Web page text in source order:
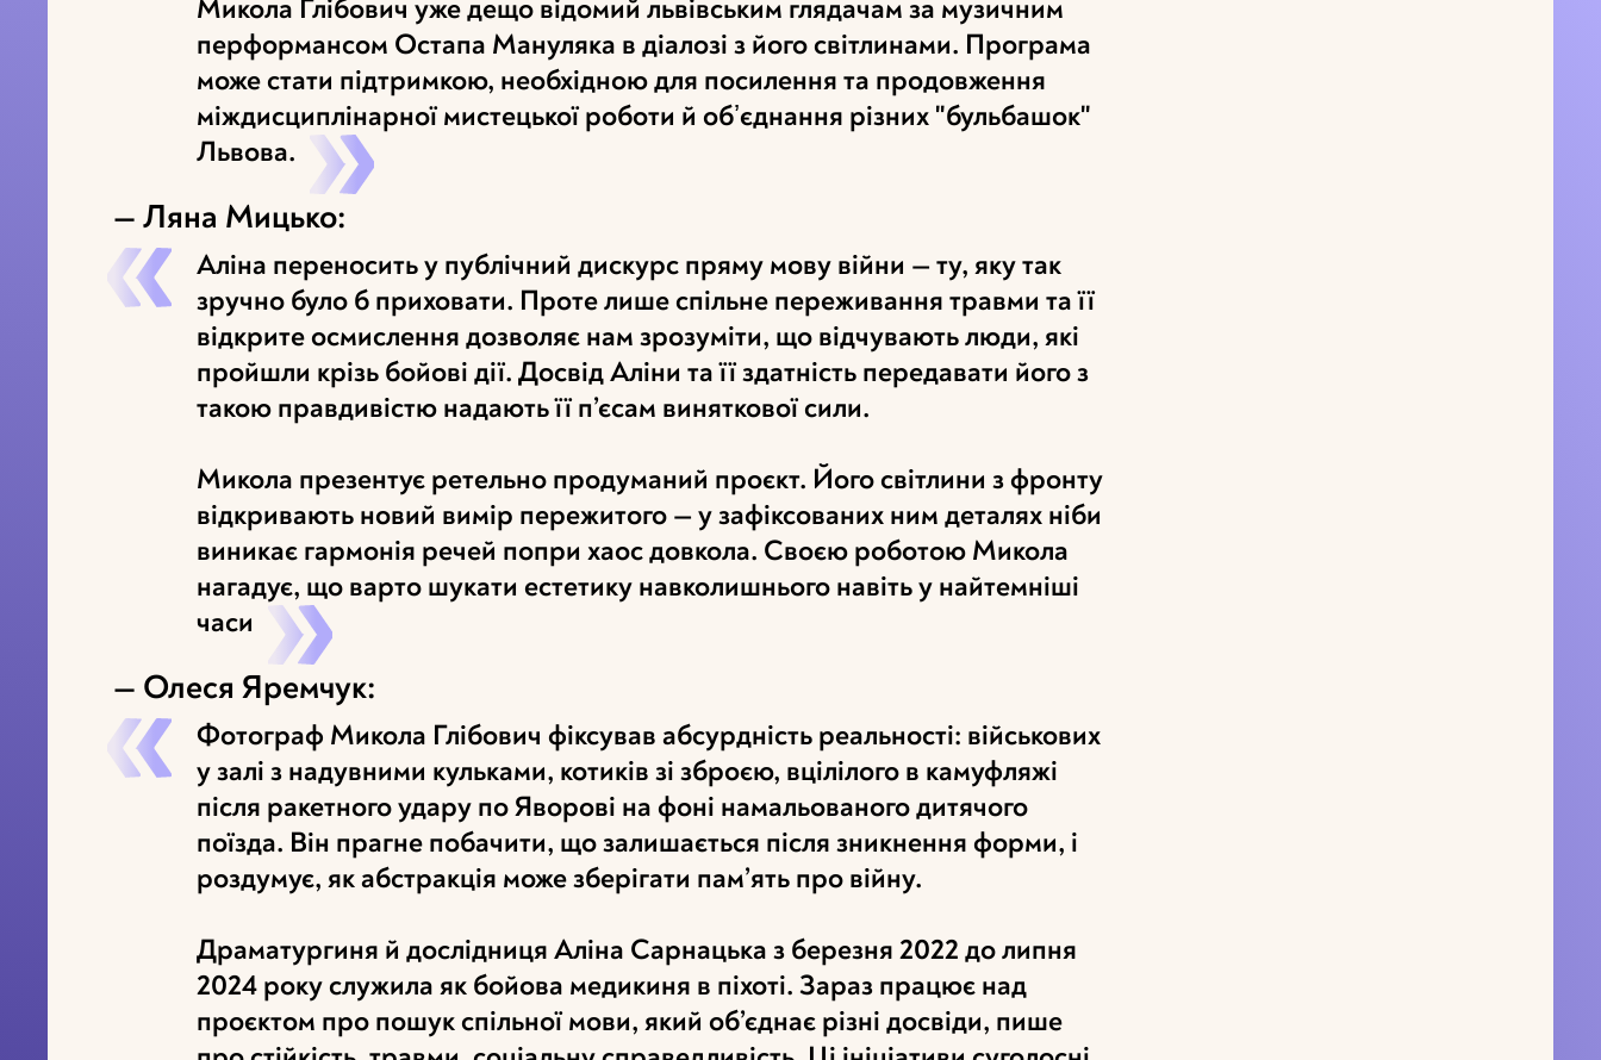
Микола Глібович уже дещо відомий львівським глядачам за музичним
перформансом Остапа Мануляка в діалозі з його світлинами. Програма
може стати підтримкою, необхідною для посилення та продовження
міждисциплінарної мистецької роботи й обʼєднання різних "бульбашок"
Львова.
— Ляна Мицько:
Аліна переносить у публічний дискурс пряму мову війни — ту, яку так
зручно було б приховати. Проте лише спільне переживання травми та її
відкрите осмислення дозволяє нам зрозуміти, що відчувають люди, які
пройшли крізь бойові дії. Досвід Аліни та її здатність передавати його з
такою правдивістю надають її п’єсам виняткової сили.
Микола презентує ретельно продуманий проєкт. Його світлини з фронту
відкривають новий вимір пережитого — у зафіксованих ним деталях ніби
виникає гармонія речей попри хаос довкола. Своєю роботою Микола
нагадує, що варто шукати естетику навколишнього навіть у найтемніші
часи
— Олеся Яремчук:
Фотограф Микола Глібович фіксував абсурдність реальності: військових
у залі з надувними кульками, котиків зі зброєю, вцілілого в камуфляжі
після ракетного удару по Яворові на фоні намальованого дитячого
поїзда. Він прагне побачити, що залишається після зникнення форми, і
роздумує, як абстракція може зберігати пам’ять про війну.
Драматургиня й дослідниця Аліна Сарнацька з березня 2022 до липня
2024 року служила як бойова медикиня в піхоті. Зараз працює над
проєктом про пошук спільної мови, який об’єднає різні досвіди, пише